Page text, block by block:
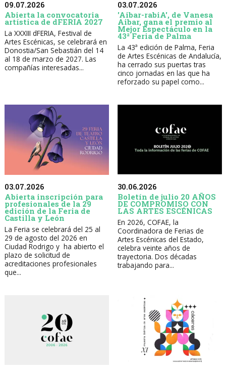
09.07.2026
Abierta la convocatoria
artística de dFERIA 2027
La XXXIII dFERIA, Festival de
Artes Escénicas, se celebrará en
Donostia/San Sebastián del 14
al 18 de marzo de 2027. Las
compañías interesadas...
03.07.2026
'Aibar-rabiA', de Vanesa
Aibar, gana el premio al
Mejor Espectáculo en la
43ª Feria de Palma
La 43ª edición de Palma, Feria
de Artes Escénicas de Andalucía,
ha cerrado sus puertas tras
cinco jornadas en las que ha
reforzado su papel como...
03.07.2026
Abierta inscripción para
profesionales de la 29
edición de la Feria de
Castilla y León
La Feria se celebrará del 25 al
29 de agosto del 2026 en
Ciudad Rodrigo y ha abierto el
plazo de solicitud de
acreditaciones profesionales
que...
30.06.2026
Boletín de julio 20 AÑOS
DE COMPROMISO CON
LAS ARTES ESCÉNICAS
En 2026, COFAE, la
Coordinadora de Ferias de
Artes Escénicas del Estado,
celebra veinte años de
trayectoria. Dos décadas
trabajando para...